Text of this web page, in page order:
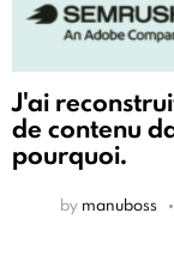
J'ai
de contenu
pourquoi.
by manuboss